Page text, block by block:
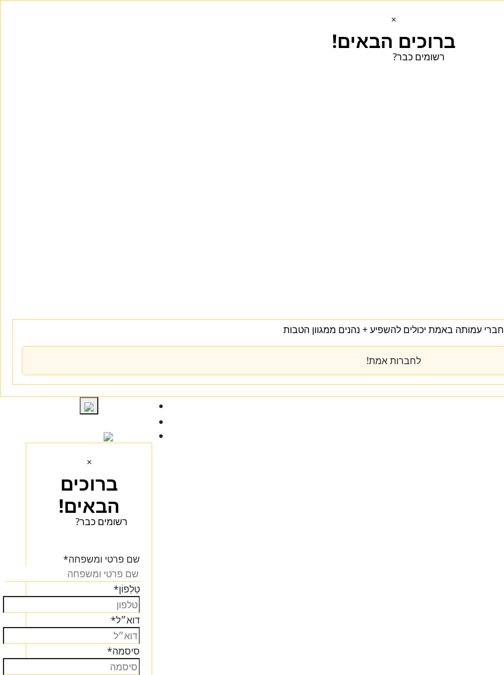
×
ברוכים הבאים!
רשומים כבר?
חברי עמותה באמת יכולים להשפיע + נהנים ממגוון הטבות
לחברות אמת!
התחברות
×
ברוכים
הבאים!
רשומים כבר?
שם פרטי ומשפחה*
טֵלֵפוֹן*
דוא״ל*
סיסמה*